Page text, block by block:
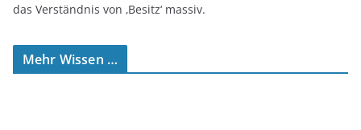
das Verständnis von ‚Besitz‘ massiv.
Mehr Wissen …